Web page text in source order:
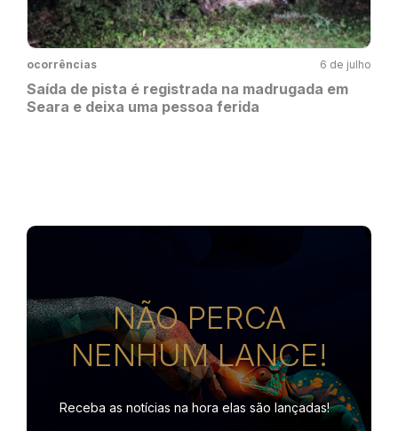
ocorrências 6 de julho
Saída de pista é registrada na madrugada em
Seara e deixa uma pessoa ferida
NÃO PERCA
NENHUM LANCE!
Receba as notícias na hora elas são lançadas!